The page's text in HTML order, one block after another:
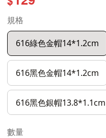
規格
616綠色金帽14*1.2cm
616黑色金帽14*1.2cm
616黑色銀帽13.8*1.1cm
數量